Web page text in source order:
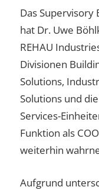
Das Supervisory
hat Dr. Uwe
REHAU
Divisionen
Solutions,
Solutions und
Services-
Funktion als
weiterhin
Aufgrund